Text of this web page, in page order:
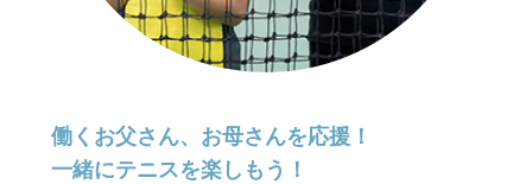
働くお父さん、お母さんを応援！
一緒にテニスを楽しもう！